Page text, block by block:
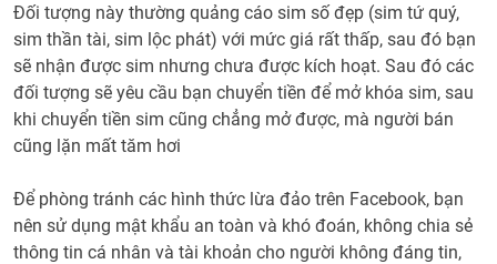
Đối tượng này thường quảng cáo sim số đẹp (sim tứ quý,
sim thần tài, sim lộc phát) với mức giá rất thấp, sau đó bạn
sẽ nhận được sim nhưng chưa được kích hoạt. Sau đó các
đối tượng sẽ yêu cầu bạn chuyển tiền để mở khóa sim, sau
khi chuyển tiền sim cũng chẳng mở được, mà người bán
cũng lặn mất tăm hơi
Để phòng tránh các hình thức lừa đảo trên Facebook, bạn
nên sử dụng mật khẩu an toàn và khó đoán, không chia sẻ
thông tin cá nhân và tài khoản cho người không đáng tin,